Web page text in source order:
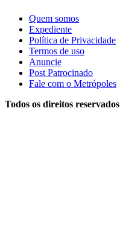
Quem somos
Expediente
Política de Privacidade
Termos de uso
Anuncie
Post Patrocinado
Fale com o Metrópoles
Todos os direitos reservados